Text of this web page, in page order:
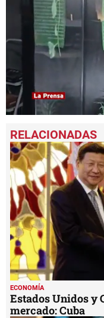
seconds
of
4
minutes,
35
seconds
ECONOMÍA
Estados Unidos y
mercado: Cuba